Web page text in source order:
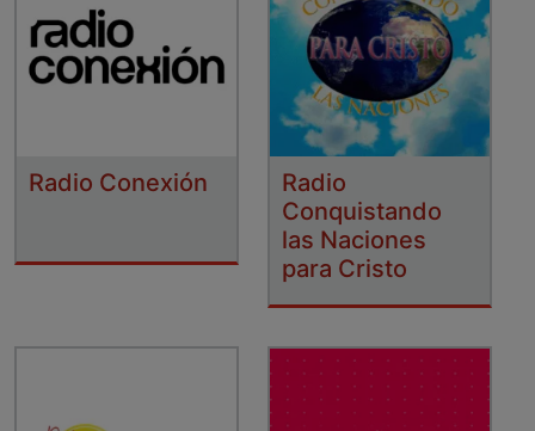
Radio Conexión
Radio
Conquistando
las Naciones
para Cristo